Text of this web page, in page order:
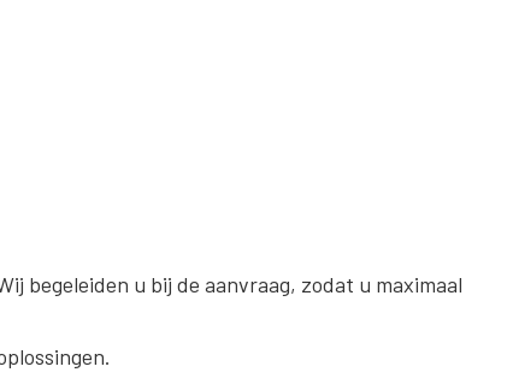
begeleiden u bij de aanvraag, zodat u maximaal